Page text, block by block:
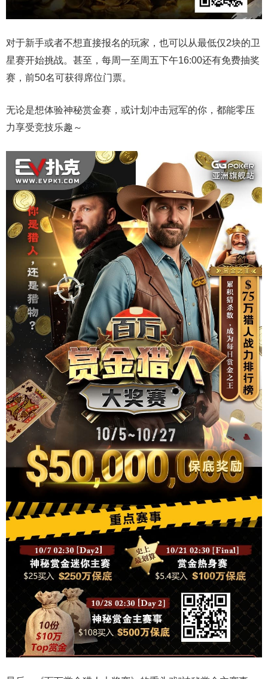
对于新手或者不想直接报名的玩家，也可以从最低仅2块的卫
星赛开始挑战。甚至，每周一至周五下午16:00还有免费抽奖
赛，前50名可获得席位门票。
无论是想体验神秘赏金赛，或计划冲击冠军的你，都能零压
力享受竞技乐趣～